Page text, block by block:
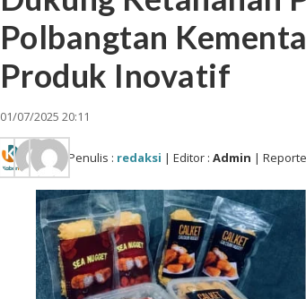
Polbangtan
Produk Inovatif
01/07/2025 20:11
Penulis : redaksi | Editor : Admin |